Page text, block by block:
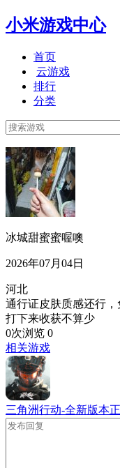
小米游戏中心
首页
云游戏
排行
分类
冰城甜蜜蜜喔噢
2026年07月04日
河北
通行证皮肤质感还行
打下来收获不算少
0次浏览 0
相关游戏
三角洲行动-全新版本